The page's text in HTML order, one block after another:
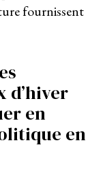
fournissent
d’hiver
en
en